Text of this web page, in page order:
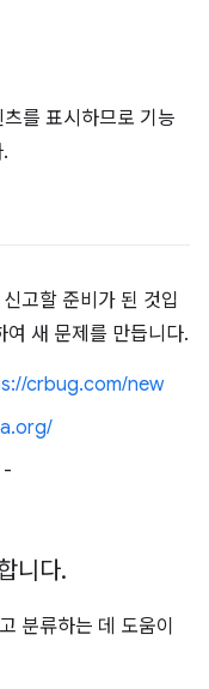
를 표시하므로 기능
고할 준비가 된 것입
새 문제를 만듭니다.
crbug.com/new
-
니다.
분류하는 데 도움이